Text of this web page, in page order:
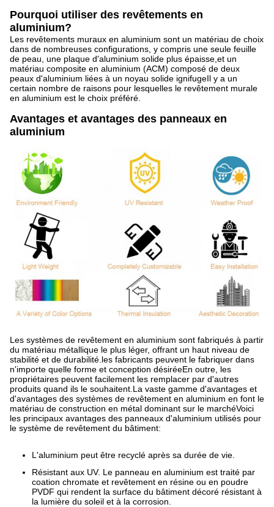
Pourquoi utiliser des revêtements en
aluminium?
Les revêtements muraux en aluminium sont un matériau de choix
dans de nombreuses configurations, y compris une seule feuille
de peau, une plaque d'aluminium solide plus épaisse,et un
matériau composite en aluminium (ACM) composé de deux
peaux d'aluminium liées à un noyau solide ignifugeIl y a un
certain nombre de raisons pour lesquelles le revêtement murale
en aluminium est le choix préféré.
Avantages et avantages des panneaux en
aluminium
Les systèmes de revêtement en aluminium sont fabriqués à partir
du matériau métallique le plus léger, offrant un haut niveau de
stabilité et de durabilité.les fabricants peuvent le fabriquer dans
n'importe quelle forme et conception désiréeEn outre, les
propriétaires peuvent facilement les remplacer par d'autres
produits quand ils le souhaitent.La vaste gamme d'avantages et
d'avantages des systèmes de revêtement en aluminium en font le
matériau de construction en métal dominant sur le marchéVoici
les principaux avantages des panneaux d'aluminium utilisés pour
le système de revêtement du bâtiment:
L'aluminium peut être recyclé après sa durée de vie.
Résistant aux UV. Le panneau en aluminium est traité par
coation chromate et revêtement en résine ou en poudre
PVDF qui rendent la surface du bâtiment décoré résistant à
la lumière du soleil et à la corrosion.